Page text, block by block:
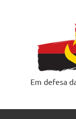
Em defesa